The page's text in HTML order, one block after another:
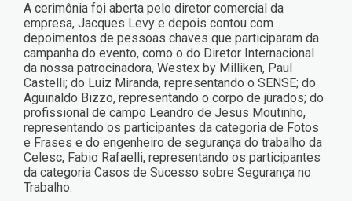
A cerimônia foi aberta pelo diretor comercial da
empresa, Jacques Levy e depois contou com
depoimentos de pessoas chaves que participaram da
campanha do evento, como o do Diretor Internacional
da nossa patrocinadora, Westex by Milliken, Paul
Castelli; do Luiz Miranda, representando o SENSE; do
Aguinaldo Bizzo, representando o corpo de jurados; do
profissional de campo Leandro de Jesus Moutinho,
representando os participantes da categoria de Fotos
e Frases e do engenheiro de segurança do trabalho da
Celesc, Fabio Rafaelli, representando os participantes
da categoria Casos de Sucesso sobre Segurança no
Trabalho.